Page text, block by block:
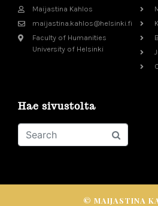
Maijastina Kahlos
maijastina.kahlos@helsinki.fi
Faculty of Humanities
University of Helsinki
Hae sivustolta
© MAIJASTINA